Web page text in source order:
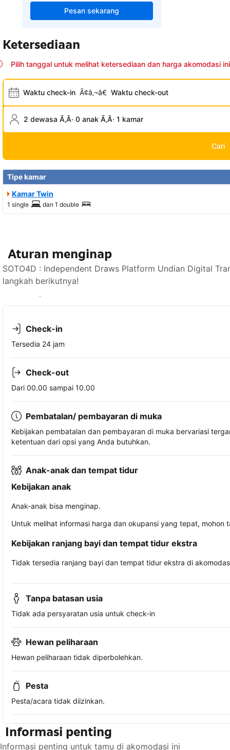
Pesan sekarang
Ketersediaan
Pilih tanggal untuk melihat ketersediaan dan harga akomodasi ini
Waktu check-in Ã¢â‚¬â€ Waktu check-out
2 dewasa Ã‚Â· 0 anak Ã‚Â· 1 kamar
Cari
Tipe kamar
Kamar Twin
1 single dan 1 double
Aturan menginap
SOTO4D : Independent Draws Platform Undian Digital
langkah berikutnya!
Lihat ketersediaan
Check-in
Tersedia 24 jam
Check-out
Dari 00.00 sampai 10.00
Pembatalan/ pembayaran di muka
Kebijakan pembatalan dan pembayaran di muka bervariasi
ketentuan dari opsi yang Anda butuhkan.
Anak-anak dan tempat tidur
Kebijakan anak
Anak-anak bisa menginap.
Untuk melihat informasi harga dan okupansi yang tepat,
Kebijakan ranjang bayi dan tempat tidur ekstra
Tidak tersedia ranjang bayi dan tempat tidur ekstra di
Tanpa batasan usia
Tidak ada persyaratan usia untuk check-in
Hewan peliharaan
Hewan peliharaan tidak diperbolehkan.
Pesta
Pesta/acara tidak diizinkan.
Informasi penting
Informasi penting untuk tamu di akomodasi ini